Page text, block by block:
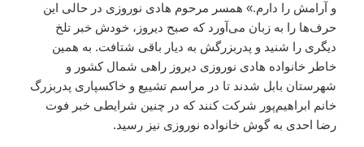
و آرامش را دارم.» همسر مرحوم هادی نوروزی در حالی این
حرف‌ها را به زبان می‌آورد که صبح دیروز، خودش خبر تلخ
دیگری را شنید و پدربزرگش به دیار باقی شتافت. به همین
خاطر خانواده هادی نوروزی دیروز راهی شمال کشور و
شهرستان بابل شدند تا در مراسم تشییع و خاکسپاری پدربزرگ
خانم ابراهیم‌پور شرکت کنند که در چنین شرایطی خبر فوت
رضا احدی به گوش خانواده نوروزی نیز رسید.